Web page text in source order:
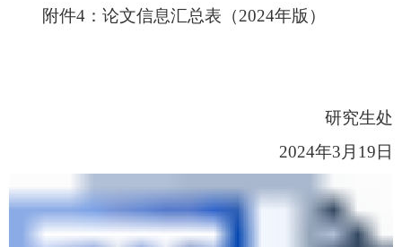
附件4：论文信息汇总表（2024年版）
研究生处
2024年3 月 19 日